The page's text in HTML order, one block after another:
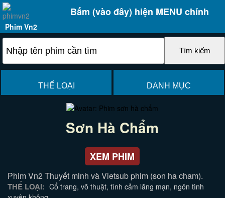
Bấm (vào đây) hiện MENU chính
Phim Vn2
THỂ LOẠI DANH MỤC
Sơn Hà Chẩm
XEM PHIM
Phim Vn2 Thuyết minh và Vietsub phim (son ha cham).
THỂ LOẠI: Cổ trang, võ thuật, tình cảm lãng mạn, ngôn tình